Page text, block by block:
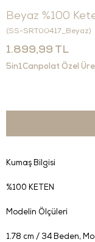
Beyaz %100
(SS-SRT00417_Beyaz)
1.899,99 TL
5in1Canpolat Özel
Kumaş Bilgisi
%100 KETEN
Modelin Ölçüleri
1.78 cm / 34 Beden,